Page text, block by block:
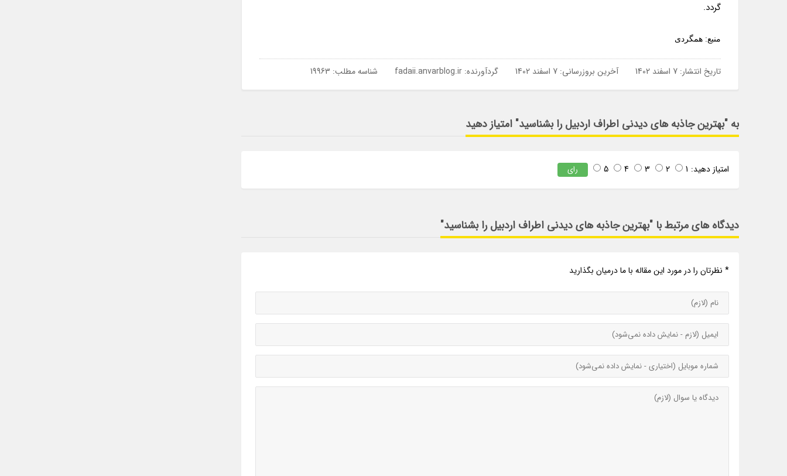
گردد.
منبع: همگردی
تاریخ انتشار: 7 اسفند 1402 آخرین بروزرسانی: 7 اسفند 1402 گردآورنده: fadaii.anvarblog.ir شناسه مطلب: 19963
به "بهترین جاذبه های دیدنی اطراف اردبیل را بشناسید" امتیاز دهید
امتیاز دهید: 1
2
3
4
5 رای
دیدگاه های مرتبط با "بهترین جاذبه های دیدنی اطراف اردبیل را بشناسید"
* نظرتان را در مورد این مقاله با ما درمیان بگذارید